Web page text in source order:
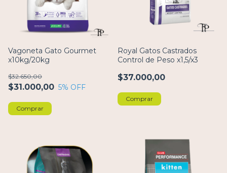
Vagoneta Gato Gourmet
x10kg/20kg
$31.000,00
$32.650,00
5% OFF
Comprar
Royal Gatos Castrados
Control de Peso x1,5/x3
$37.000,00
Comprar